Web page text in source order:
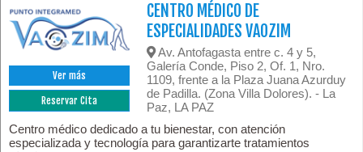
Ver más
Reservar Cita
CENTRO MÉDICO DE
ESPECIALIDADES VAOZIM
Av. Antofagasta entre c. 4 y 5,
Galería Conde, Piso 2, Of. 1, Nro.
1109, frente a la Plaza Juana Azurduy
de Padilla. (Zona Villa Dolores). - La
Paz, LA PAZ
Centro médico dedicado a tu bienestar, con atención
especializada y tecnología para garantizarte tratamientos